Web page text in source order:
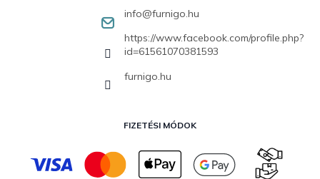
info@furnigo.hu
https://www.facebook.com/profile.php?
id=61561070381593
furnigo.hu
FIZETÉSI MÓDOK